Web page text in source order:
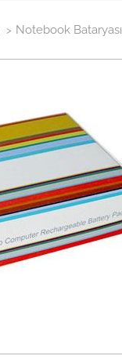
> Notebook Bataryası